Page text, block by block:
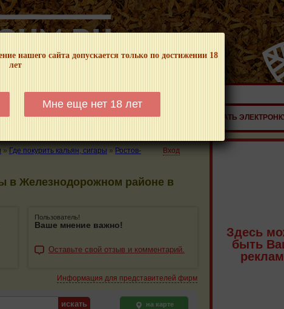
нашего сайта допускается только по достижении 18
лет
Мне еще нет 18 лет
ПРОДАЖЕЙ И РЕКЛАМОЙ ТАБАЧНОЙ ПРОДУКЦИИ!
ГДЕ ПОКУРИТЬ КУРЕНИЕ И ЗДОРОВЬЕ ЗАКАЗАТЬ
» Где покурить кальян, сигары » Ростов-
Вход
в Железнодорожном районе в
Пользователь!
Ваше мнение важно!
Оставьте свой отзыв и комментарий.
Информация для представителей фирм
на карте
Здесь
быть